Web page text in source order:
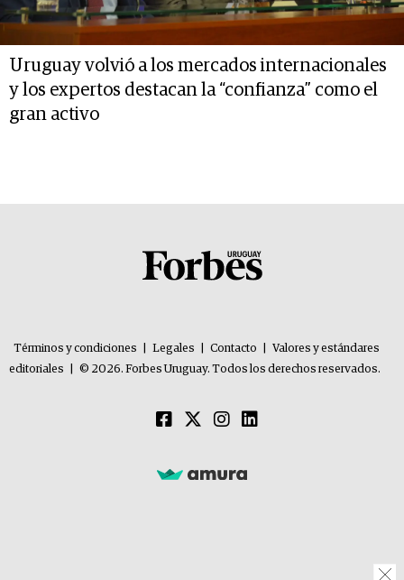
Uruguay volvió a los mercados internacionales
y los expertos destacan la “confianza” como el
gran activo
Términos y condiciones Legales Contacto
Valores y estándares
editoriales
© 2026. Forbes Uruguay. Todos los derechos reservados.